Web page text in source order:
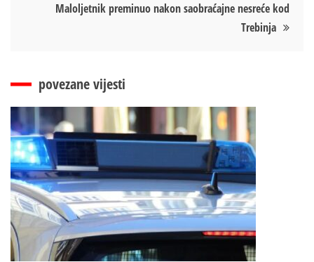
Maloljetnik preminuo nakon saobraćajne nesreće kod
Trebinja
povezane vijesti